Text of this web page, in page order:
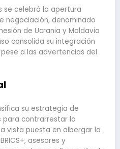
se celebró la apertura
negociación, denominado
de Ucrania y Moldavia
consolida su integración
a las advertencias del
su estrategia de
para contrarrestar la
vista puesta en albergar la
asesores y